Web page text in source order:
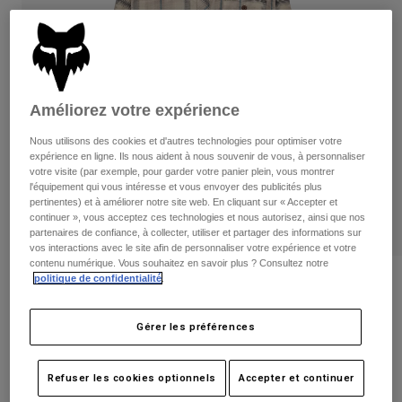
Pantalons
Gants
Protections
Masques
Accessoires
Pièces de rechange
Pantalons
Gants
Vestes
Protections
Masques
Chaussettes
Sacs et accessoires
Pièces de rechange
Chemises
Voir tout
T-shirts et tops
Sweats et Pulls
Vestes
Pantalons
Chemises
Voir tout
Enfants
Masques
Chaussettes
Voir tout
Moto
Casques
Maillots
Pantalons
Masques
Chemise manches longues Survivalist
Stretch Femme en flanelle
Article n°36578
Price reduced from
79,99 €to51,99 € 35% OFF
Améliorez votre expérience
Nous utilisons des cookies et d'autres technologies pour optimiser votre
expérience en ligne. Ils nous aident à nous souvenir de vous, à personnaliser
votre visite (par exemple, pour garder votre panier plein, vous montrer
l'équipement qui vous intéresse et vous envoyer des publicités plus
pertinentes) et à améliorer notre site web. En cliquant sur « Accepter et
continuer », vous acceptez ces technologies et nous autorisez, ainsi que nos
partenaires de confiance, à collecter, utiliser et partager des informations sur
vos interactions avec le site afin de personnaliser votre expérience et votre
contenu numérique. Vous souhaitez en savoir plus ? Consultez notre
politique de confidentialité
Gérer les préférences
Refuser les cookies optionnels Accepter et continuer